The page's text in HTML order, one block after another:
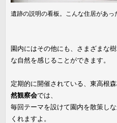
遺跡の説明の看板。こんな住居があっ
園内にはその他にも、さまざまな
な自然を感じることができます。
定期的に開催されている、東高根
然観察会では、
毎回テーマを設けて園内を散策し
くれますよ。